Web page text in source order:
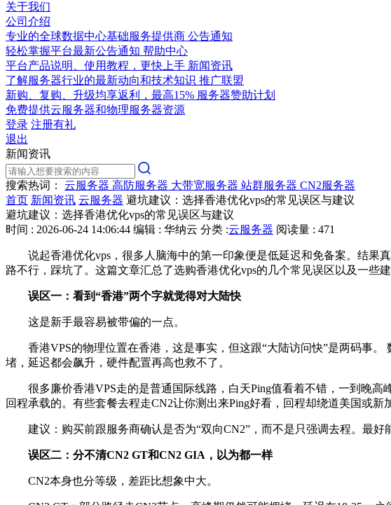
关于我们
公司介绍
专业的全球数据中心基础服务提供商 公告通知
轻松掌握平台最新公告通知 帮助中心
平台产品说明、使用教程，更快上手 新闻资讯
了解服务器行业的最新动向和技术知识 推广联盟
新购、复购、升级均享返利，最高15% 服务器赞助计划
免费提供云服务器和物理服务器资源
登录 注册有礼
退出
新闻资讯
搜索热词： 云服务器 高防服务器 大带宽服务器 站群服务器 CN2服务器
首页 新闻资讯 云服务器 避坑建议：选择香港优化vps的常见误区与建议
避坑建议：选择香港优化vps的常见误区与建议
时间 : 2026-06-24 14:06:44 编辑 : 华纳云 分类 :云服务器 阅读量 : 471
说起香港优化vps，很多人脑海中的第一印象便是低延迟和免备案。结果
路不行，踩坑了。这篇文章汇总了选购香港优化vps的几个常见误区以及一些
误区一：看到“香港”两个字就觉得对大陆快
这是新手最容易被带偏的一点。
香港VPS的物理位置在香港，这是事实，但这跟“大陆访问快”是两码事。
堵，延迟都会飙升，硬件配置再高也救不了。
很多廉价香港VPS走的是普通国际线路，白天Ping值看着不错，一到晚高
回程承载的。有些套餐去程走CN2让你测出来Ping好看，回程却绕道美国或新
建议：购买前跟服务商确认是否为“双向CN2”，而不是只强调去程。最好
误区二：分不清CN2 GT和CN2 GIA，以为都一样
CN2本身也分等级，差距比想象中大。